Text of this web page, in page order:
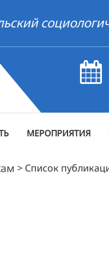
МЕРОПРИЯТИЯ
> Список